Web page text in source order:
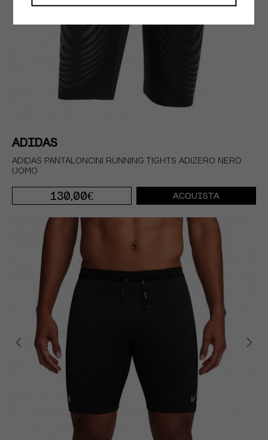
ADIDAS
ADIDAS PANTALONCINI RUNNING TIGHTS ADIZERO NERO
UOMO
130,00€
M L XL
ACQUISTA